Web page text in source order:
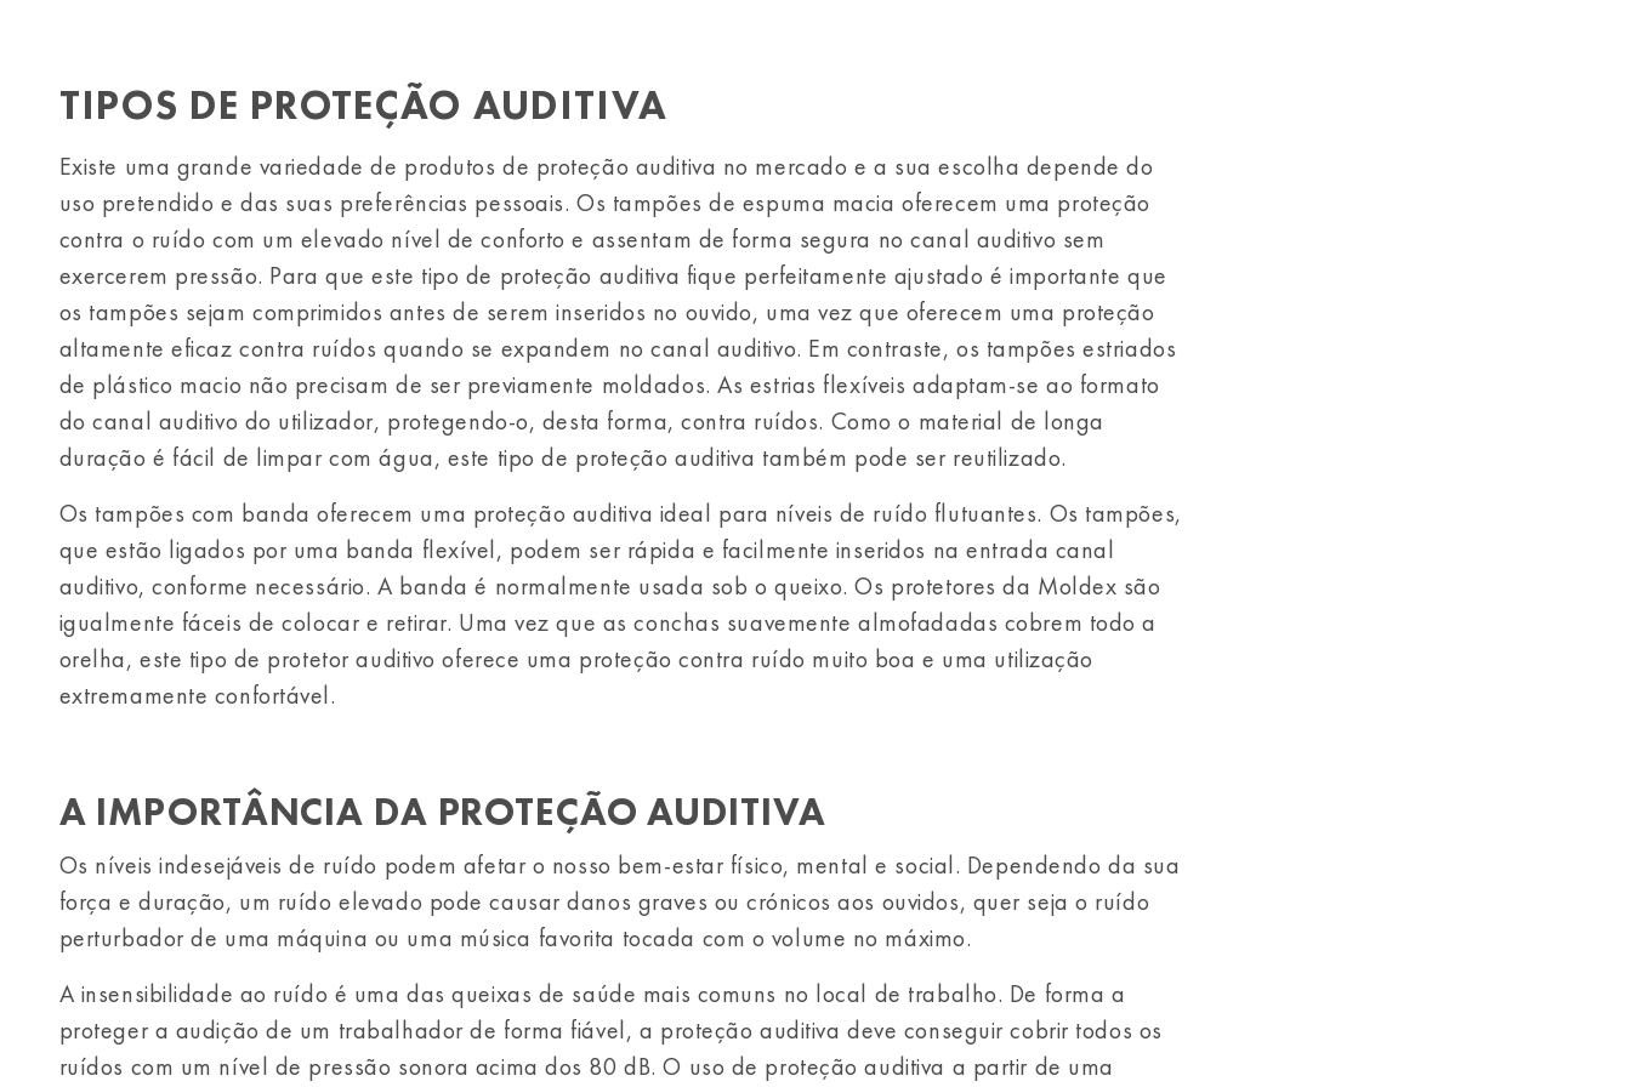
TIPOS DE PROTEÇÃO AUDITIVA
Existe uma grande variedade de produtos de proteção auditiva no mercado e a sua escolha depende do
uso pretendido e das suas preferências pessoais. Os tampões de espuma macia oferecem uma proteção
contra o ruído com um elevado nível de conforto e assentam de forma segura no canal auditivo sem
exercerem pressão. Para que este tipo de proteção auditiva fique perfeitamente ajustado é importante que
os tampões sejam comprimidos antes de serem inseridos no ouvido, uma vez que oferecem uma proteção
altamente eficaz contra ruídos quando se expandem no canal auditivo. Em contraste, os tampões estriados
de plástico macio não precisam de ser previamente moldados. As estrias flexíveis adaptam-se ao formato
do canal auditivo do utilizador, protegendo-o, desta forma, contra ruídos. Como o material de longa
duração é fácil de limpar com água, este tipo de proteção auditiva também pode ser reutilizado.
Os tampões com banda oferecem uma proteção auditiva ideal para níveis de ruído flutuantes. Os tampões,
que estão ligados por uma banda flexível, podem ser rápida e facilmente inseridos na entrada canal
auditivo, conforme necessário. A banda é normalmente usada sob o queixo. Os protetores da Moldex são
igualmente fáceis de colocar e retirar. Uma vez que as conchas suavemente almofadadas cobrem todo a
orelha, este tipo de protetor auditivo oferece uma proteção contra ruído muito boa e uma utilização
extremamente confortável.
A IMPORTÂNCIA DA PROTEÇÃO AUDITIVA
Os níveis indesejáveis de ruído podem afetar o nosso bem-estar físico, mental e social. Dependendo da sua
força e duração, um ruído elevado pode causar danos graves ou crónicos aos ouvidos, quer seja o ruído
perturbador de uma máquina ou uma música favorita tocada com o volume no máximo.
A insensibilidade ao ruído é uma das queixas de saúde mais comuns no local de trabalho. De forma a
proteger a audição de um trabalhador de forma fiável, a proteção auditiva deve conseguir cobrir todos os
ruídos com um nível de pressão sonora acima dos 80 dB. O uso de proteção auditiva a partir de uma